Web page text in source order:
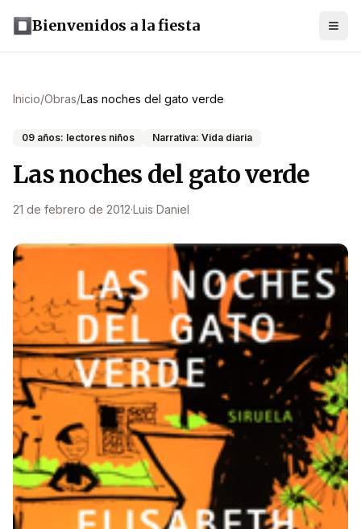
Bienvenidos a la fiesta
Inicio/Obras/Las noches del gato verde
09 años: lectores niños Narrativa: Vida diaria
Las noches del gato verde
21 de febrero de 2012·Luis Daniel